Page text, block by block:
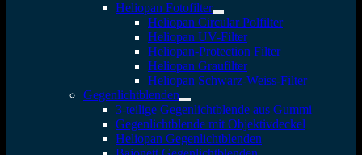
Heliopan Fotofilter
Heliopan Circular Polfilter
Heliopan UV-Filter
Heliopan-Protection Filter
Heliopan Graufilter
Heliopan Schwarz-Weiss-Filter
Gegenlichtblenden
3-teilige Gegenlichtblende aus Gummi
Gegenlichtblende mit Objektivdeckel
Heliopan Gegenlichtblenden